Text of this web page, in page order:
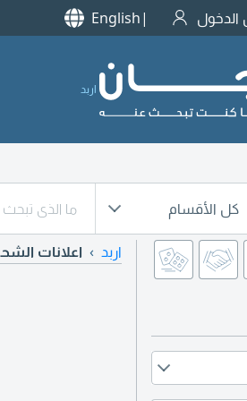
English
اربد
كل الأقسام
اربد اعلانات